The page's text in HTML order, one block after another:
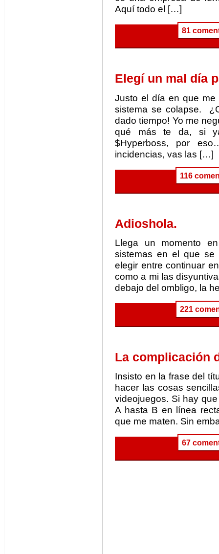
Aquí todo el […]
81
Elegí un mal día
Justo el día en que me
sistema se colapse.
dado tiempo! Yo me
qué más te da, si
$Hyperboss, por
incidencias, vas las […]
116
Adioshola.
Llega un momento
sistemas en el que se
elegir entre continuar
como a mi las
debajo del ombligo, la
221
La complicación
Insisto en la frase del
hacer las cosas
videojuegos. Si hay
A hasta B en línea
que me maten. Sin
67